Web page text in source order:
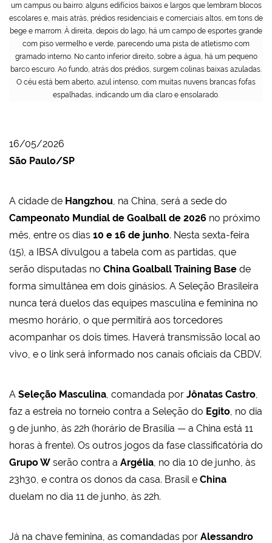
um campus ou bairro: alguns edifícios baixos e largos que lembram blocos
escolares e, mais atrás, prédios residenciais e comerciais altos, em tons de
bege e marrom. À direita, depois do lago, há um campo de esportes grande
com piso vermelho e verde, parecendo uma pista de atletismo com
gramado interno. No canto inferior direito, sobre a água, há um pequeno
barco escuro. Ao fundo, atrás dos prédios, surgem colinas baixas azuladas.
O céu está bem aberto, azul intenso, com muitas nuvens brancas fofas
espalhadas, indicando um dia claro e ensolarado.
16/05/2026
São Paulo/SP
A cidade de Hangzhou , na China, será a sede do
Campeonato Mundial de Goalball de 2026 no próximo
mês, entre os dias 10 e 16 de junho. Nesta sexta-feira
(15), a IBSA divulgou a tabela com as partidas, que
serão disputadas no China Goalball Training Base de
forma simultânea em dois ginásios. A Seleção Brasileira
nunca terá duelos das equipes masculina e feminina no
mesmo horário, o que permitirá aos torcedores
acompanhar os dois times. Haverá transmissão local ao
vivo, e o link será informado nos canais oficiais da CBDV.
A Seleção Masculina , comandada por Jônatas Castro
faz a estreia no torneio contra a Seleção do Egito , no dia
9 de junho, às 22h (horário de Brasília — a China está 11
horas à frente). Os outros jogos da fase classificatória do
Grupo W serão contra a Argélia , no dia 10 de junho, às
23h30, e contra os donos da casa. Brasil e China
duelam no dia 11 de junho, às 22h.
Já na chave feminina, as comandadas por Alessandro